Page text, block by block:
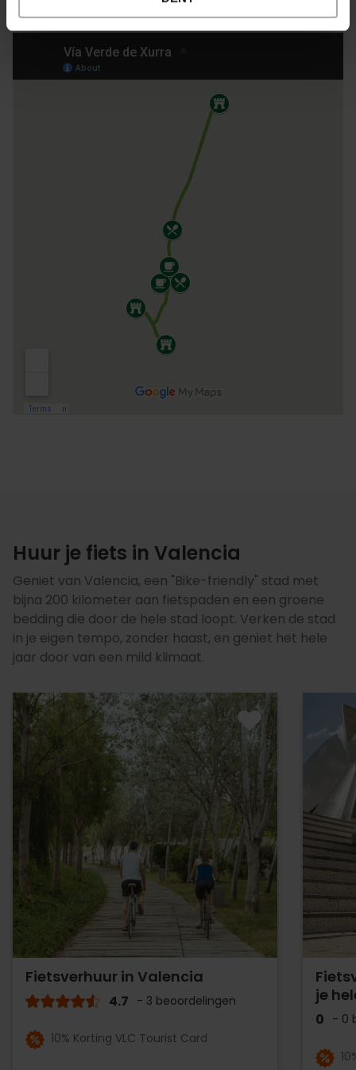
ontdekken?
Huur je fiets in Valencia
Geniet van Valencia, een "Bike-friendly" stad met
bijna 200 kilometer aan fietspaden en een groene
bedding die door de hele stad loopt. Verken de stad
in je eigen tempo, zonder haast, en geniet het hele
jaar door van een mild klimaat.
Fietsverhuur in Valencia
4.7 - 3 beoordelingen
10% Korting VLC Tourist Card
je
0 - 0